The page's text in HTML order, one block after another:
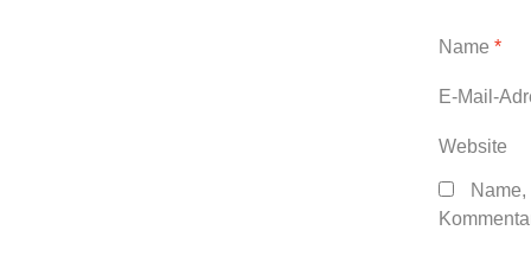
Name *
E-Mail-
Website